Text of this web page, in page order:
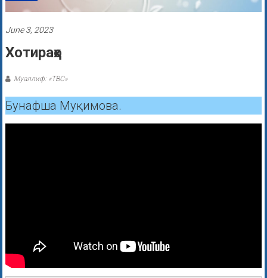
June 3, 2023
Хотираҳо
Муаллиф: «ТВС»
Бунафша Муқимова.